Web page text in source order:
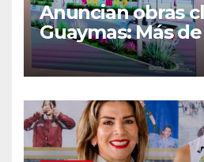
Anuncian obras
Guaymas: Más de
viviendas,
malecón y